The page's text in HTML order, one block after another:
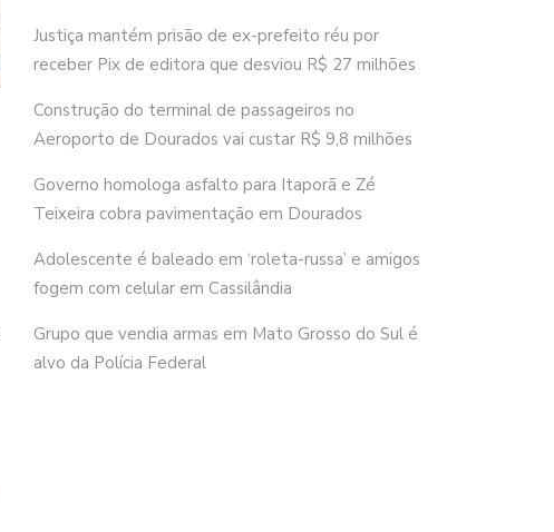
Justiça mantém prisão de ex-prefeito réu por
receber Pix de editora que desviou R$ 27 milhões
Construção do terminal de passageiros no
Aeroporto de Dourados vai custar R$ 9,8 milhões
Governo homologa asfalto para Itaporã e Zé
Teixeira cobra pavimentação em Dourados
Adolescente é baleado em ‘roleta-russa’ e amigos
fogem com celular em Cassilândia
Grupo que vendia armas em Mato Grosso do Sul é
alvo da Polícia Federal